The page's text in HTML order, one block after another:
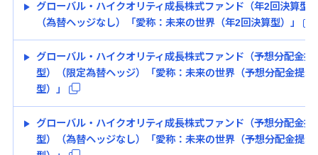
グローバル・ハイクオリティ成長株式ファンド（年2回決算型
（為替ヘッジなし）「愛称：未来の世界（年2回決算型）」
グローバル・ハイクオリティ成長株式ファンド（予想分配金提
型）（限定為替ヘッジ）「愛称：未来の世界（予想分配金提示
型）」
グローバル・ハイクオリティ成長株式ファンド（予想分配金提
型）（為替ヘッジなし）「愛称：未来の世界（予想分配金提示